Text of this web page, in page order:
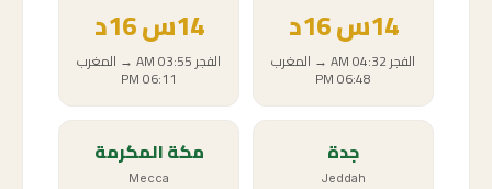
14س16د
الفجر04:32 AM
→ المغرب
06:48 PM
14س16د
الفجر03:55 AM
→ المغرب
06:11 PM
جدة
Jeddah
مكة المكرمة
Mecca